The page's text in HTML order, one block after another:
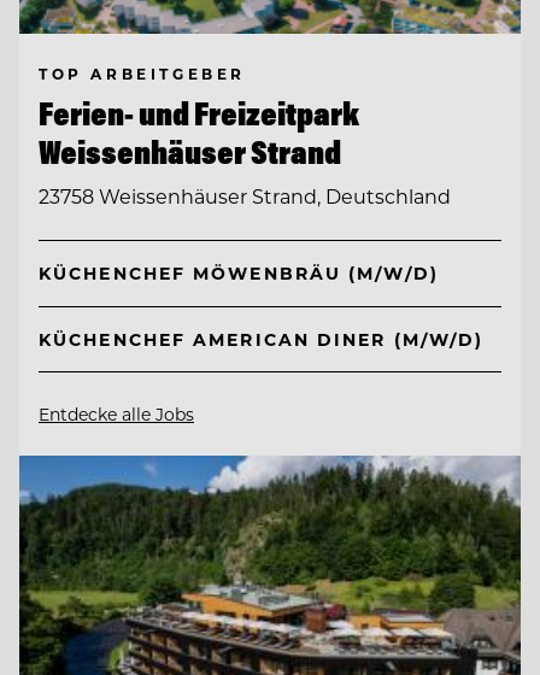
TOP ARBEITGEBER
Ferien- und Freizeitpark
Weissenhäuser Strand
23758 Weissenhäuser Strand, Deutschland
KÜCHENCHEF MÖWENBRÄU (M/W/D)
KÜCHENCHEF AMERICAN DINER (M/W/D)
Entdecke alle Jobs